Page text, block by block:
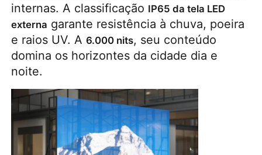
internas. A classificação IP65 da tela LED
externa garante resistência à chuva, poeira
e raios UV. A 6.000 nits, seu conteúdo
domina os horizontes da cidade dia e
noite.